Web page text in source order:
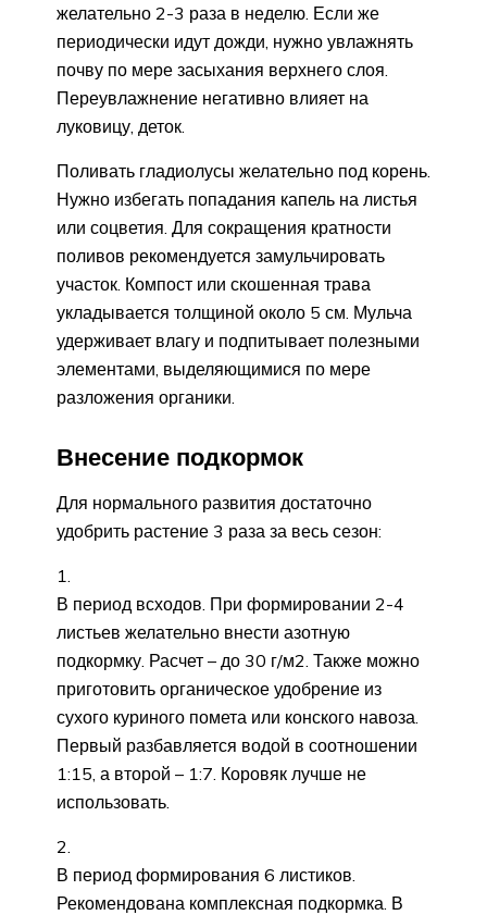
желательно 2-3 раза в неделю. Если же
периодически идут дожди, нужно увлажнять
почву по мере засыхания верхнего слоя.
Переувлажнение негативно влияет на
луковицу, деток.
Поливать гладиолусы желательно под корень.
Нужно избегать попадания капель на листья
или соцветия. Для сокращения кратности
поливов рекомендуется замульчировать
участок. Компост или скошенная трава
укладывается толщиной около 5 см. Мульча
удерживает влагу и подпитывает полезными
элементами, выделяющимися по мере
разложения органики.
Внесение подкормок
Для нормального развития достаточно
удобрить растение 3 раза за весь сезон:
В период всходов. При формировании 2-4
листьев желательно внести азотную
подкормку. Расчет – до 30 г/м2. Также можно
приготовить органическое удобрение из
сухого куриного помета или конского навоза.
Первый разбавляется водой в соотношении
1:15, а второй – 1:7. Коровяк лучше не
использовать.
В период формирования 6 листиков.
Рекомендована комплексная подкормка. В